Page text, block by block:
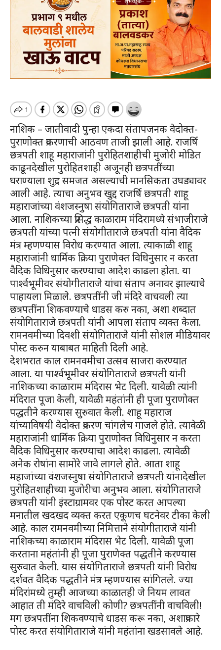
नाशिक – जातीवादी पुन्हा एकदा संतापजनक वेदोक्त-
पुराणोक्त प्रकरणाची आठवण ताजी झाली आहे. राजर्षि
छत्रपती शाहू महाराजांनी पुरोहितशाहीची मुजोरी मोडित
काढूनदेखील पुरोहितशाही अजूनही छत्रपतींच्या
घराण्याला शुद्र समजत असल्याची मानसिकता उघड्यावर
आली आहे. त्याचा अनुभव खुद्द राजर्षि छत्रपती शाहू
महाराजांच्या वंशजस्नुषा संयोगिताराजे छत्रपती यांना
आला. नाशिकच्या प्रसिद्ध काळाराम मंदिरामध्ये संभाजीराजे
छत्रपती यांच्या पत्नी संयोगीताराजे छत्रपती यांना वैदिक
मंत्र म्हणण्यास विरोध करण्यात आला. त्याकाळी शाहू
महाराजांनी धार्मिक क्रिया पुराणेक्त विधिनुसार न करता
वैदिक विधिनुसार करण्याचा आदेश काढला होता. या
पार्श्वभूमीवर संयोगीताराजे यांचा संताप अनावर झाल्याचे
पाहायला मिळाले. छत्रपतींनी जी मंदिरे वाचवली त्या
छत्रपतींना शिकवण्याचे धाडस करु नका, अशा शब्दात
संयोगिताराजे छत्रपती यांनी आपला संताप व्यक्त केला.
रामनवमीच्या दिवशी संयोगिताराजे यांनी सोशल मीडियावर
पोस्ट करुन याबाबत माहिती दिली आहे.
देशभरात काल रामनवमीचा उत्सव साजरा करण्यात
आला. या पार्श्वभूमीवर संयोगिताराजे छत्रपती यांनी
नाशिकच्या काळाराम मंदिरास भेट दिली. यावेळी त्यांनी
मंदिरात पूजा केली, यावेळी महंतांनी ही पूजा पुराणोक्त
पद्धतीने करण्यास सुरुवात केली. शाहू महाराज
यांच्याविषयी वेदोक्त प्रकरण चांगलेच गाजले होते. त्यावेळी
महाराजांनी धार्मिक क्रिया पुराणोक्त विधिनुसार न करता
वैदिक विधिनुसार करण्याचा आदेश काढला. त्यावेळी
अनेक रोषांना सामोरे जावे लागले होते. आता शाहू
महाजांच्या वंशजस्नुषा संयोगिताराजे छत्रपती यांनादेखील
पुरोहितशाहीच्या मुजोरीचा अनुभव आला. संयोगिताराजे
छत्रपती यांनी इंस्टाग्रामवर एक पोस्ट करत आपल्या
मनातील खदखद व्यक्त करत एकूणच घटनेवर टीका केली
आहे. काल रामनवमीच्या निमित्ताने संयोगीताराजे यांनी
नाशिकच्या काळाराम मंदिरास भेट दिली. यावेळी पूजा
करताना महंतांनी ही पूजा पुराणेक्त पद्धतीने करण्यास
सुरुवात केली. यास संयोगिताराजे छत्रपती यांनी विरोध
दर्शवत वैदिक पद्धतीने मंत्र म्हणण्यास सांगितले. ज्या
मंदिरांमध्ये तुम्ही आजच्या काळातही जे नियम लावत
आहात ती मंदिरे वाचविली कोणी? छत्रपतींनी वाचविली!
मग छत्रपतींना शिकवण्याचे धाडस करू नका, अशाप्रकारे
पोस्ट करत संयोगिताराजे यांनी महंतांना खडसावले आहे.